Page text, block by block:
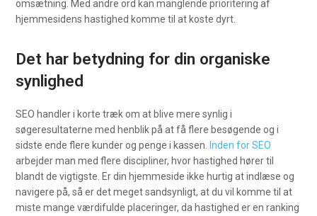
omsætning. Med andre ord kan manglende prioritering af
hjemmesidens hastighed komme til at koste dyrt.
Det har betydning for din organiske
synlighed
SEO handler i korte træk om at blive mere synlig i
søgeresultaterne med henblik på at få flere besøgende og i
sidste ende flere kunder og penge i kassen.
Inden for SEO
arbejder man med flere discipliner, hvor hastighed hører til
blandt de vigtigste. Er din hjemmeside ikke hurtig at indlæse og
navigere på, så er det meget sandsynligt, at du vil komme til at
miste mange værdifulde placeringer, da hastighed er en ranking